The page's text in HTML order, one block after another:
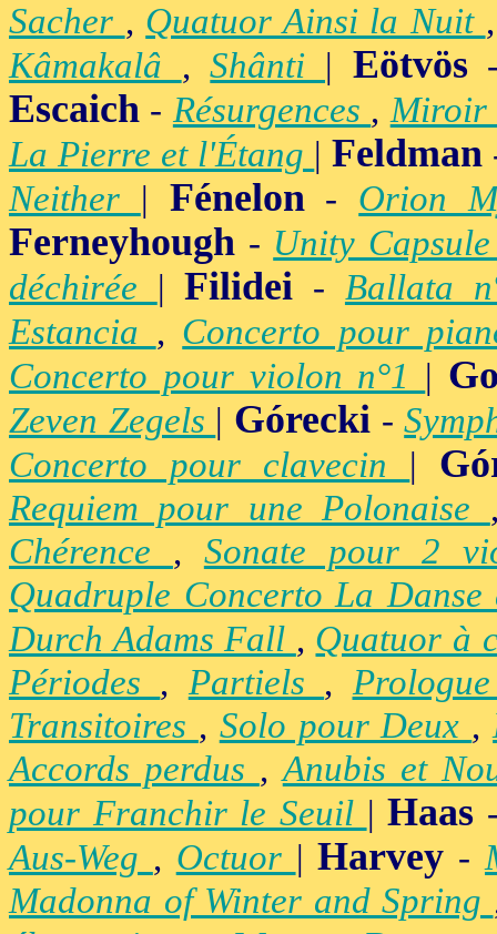
Sacher , Quatuor Ainsi la Nuit
Kâmakalâ ,Shânti | Eötvös
Escaich - Résurgences ,Miroir
La Pierre et l'Étang |Feldman
Neither | Fénelon- Orion
Ferneyhough - Unity
déchirée |Filidei - Ballata
Estancia , Concerto pour
Concerto pour violon n°1 |
Zeven Zegels | Górecki-
Concerto pour clavecin |
Requiem pour une Polonaise
Chérence , Sonate pour 2
Quadruple Concerto La
Durch Adams Fall , Quatuor à
Périodes , Partiels ,
Transitoires , Solo pour Deux ,
Accords perdus ,Anubis et
pour Franchir le Seuil |Haas
Aus-Weg , Octuor |Harvey -
Madonna of Winter and Spring